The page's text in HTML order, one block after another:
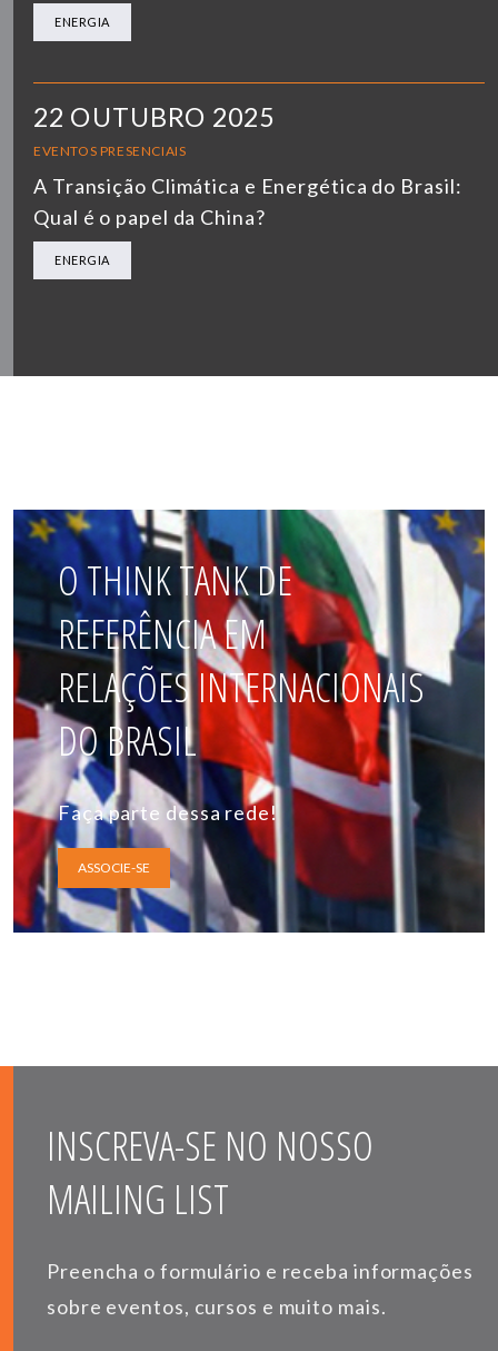
ENERGIA
22 OUTUBRO 2025
EVENTOS PRESENCIAIS
A Transição Climática e Energética do Brasil:
Qual é o papel da China?
ENERGIA
O THINK TANK DE
REFERÊNCIA EM
RELAÇÕES INTERNACIONAIS
DO BRASIL
Faça parte dessa rede!
ASSOCIE-SE
INSCREVA-SE NO NOSSO
MAILING LIST
Preencha o formulário e receba informações
sobre eventos, cursos e muito mais.